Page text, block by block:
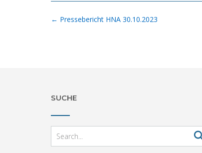
Post
← Pressebericht HNA 30.10.2023
SUCHE